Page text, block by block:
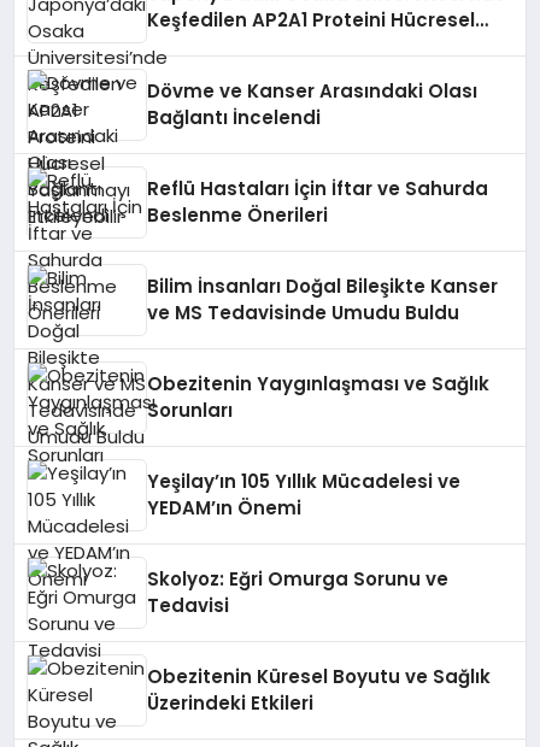
Keşfedilen AP2A1 Proteini Hücresel
Yaşlanmayı Etkileyebilir
Dövme ve Kanser Arasındaki Olası
Bağlantı İncelendi
Reflü Hastaları İçin İftar ve Sahurda
Beslenme Önerileri
Bilim İnsanları Doğal Bileşikte Kanser
ve MS Tedavisinde Umudu Buldu
Obezitenin Yaygınlaşması ve Sağlık
Sorunları
Yeşilay’ın 105 Yıllık Mücadelesi ve
YEDAM’ın Önemi
Skolyoz: Eğri Omurga Sorunu ve
Tedavisi
Obezitenin Küresel Boyutu ve Sağlık
Üzerindeki Etkileri